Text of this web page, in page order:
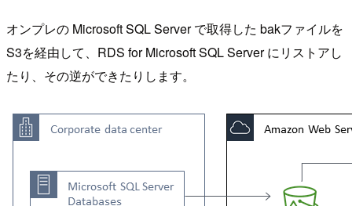
オンプレの Microsoft SQL Server で取得した bakファイルを
S3を経由して、RDS for Microsoft SQL Server にリストアし
たり、その逆ができたりします。